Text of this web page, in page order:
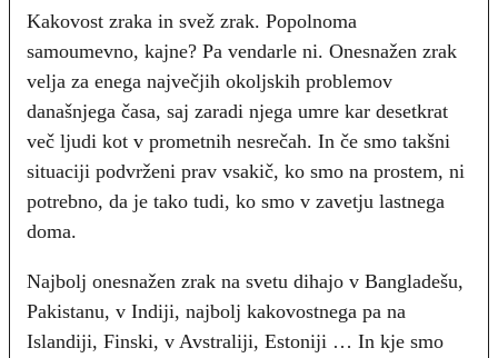
Kakovost zraka in svež zrak. Popolnoma
samoumevno, kajne? Pa vendarle ni. Onesnažen zrak
velja za enega največjih okoljskih problemov
današnjega časa, saj zaradi njega umre kar desetkrat
več ljudi kot v prometnih nesrečah. In če smo takšni
situaciji podvrženi prav vsakič, ko smo na prostem, ni
potrebno, da je tako tudi, ko smo v zavetju lastnega
doma.
Najbolj onesnažen zrak na svetu dihajo v Bangladešu,
Pakistanu, v Indiji, najbolj kakovostnega pa na
Islandiji, Finski, v Avstraliji, Estoniji … In kje smo